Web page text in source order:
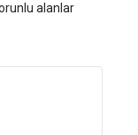
alanlar